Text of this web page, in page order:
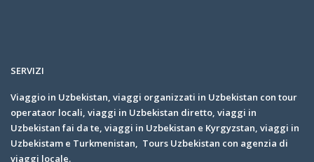
SERVIZI
Viaggio in Uzbekistan, viaggi organizzati in Uzbekistan con tour
operataor locali, viaggi in Uzbekistan diretto, viaggi in
Uzbekistan fai da te, viaggi in Uzbekistan e Kyrgyzstan, viaggi in
Uzbekistam e Turkmenistan, Tours Uzbekistan con agenzia di
viaggi locale.